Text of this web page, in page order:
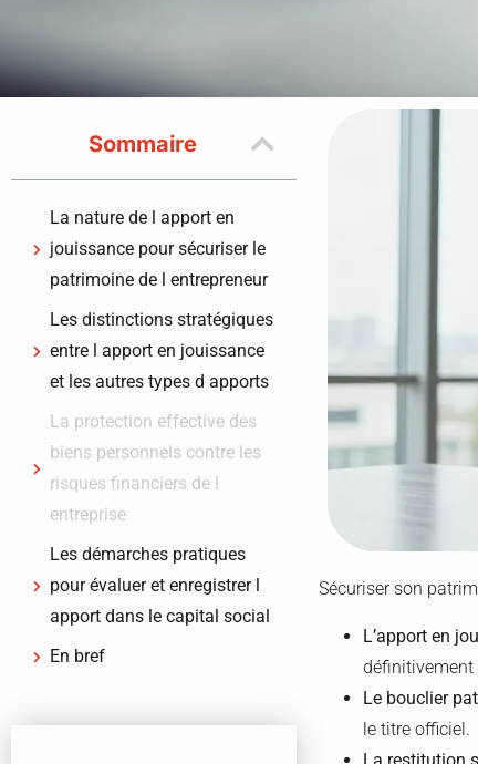
Sommaire
La nature de l apport en
jouissance pour sécuriser le
patrimoine de l entrepreneur
Les distinctions stratégiques
entre l apport en jouissance
et les autres types d apports
La protection effective des
biens personnels contre les
risques financiers de l
entreprise
Les démarches pratiques
pour évaluer et enregistrer l
apport dans le capital social
En bref
Sécuriser son
L’apport en
définitivement
Le bouclier
le titre officiel.
La restitution